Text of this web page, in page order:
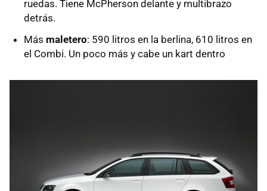
ruedas. Tiene McPherson delante y multibrazo
detrás.
Más maletero: 590 litros en la berlina, 610 litros en
el Combi. Un poco más y cabe un kart dentro